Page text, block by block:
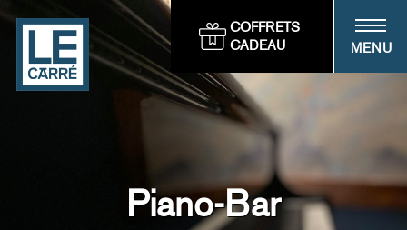
Panneau de gestion des cookies
COFFRETS
CADEAU
MENU
Piano-Bar